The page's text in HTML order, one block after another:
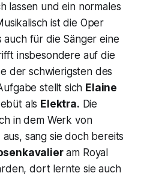
lassen und ein normales
ist die Oper
für die Sänger eine
insbesondere auf die
der schwierigsten des
stellt sich Elaine
als Elektra. Die
in dem Werk von
sang sie doch bereits
am Royal
dort lernte sie auch